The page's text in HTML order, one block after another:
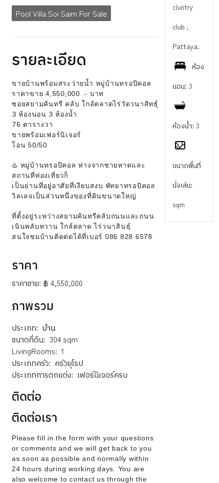
cluntry
club ,
Pattaya.
ห้อง
นอน: 3
ห้องน้ำ: 3
ขนาดพื้นที่
นั่งเล่น:
sqm
Pool Villa Soi Saim For Sale
รายละเอียด
ขายบ้านพร้อมสระว่ายน้ำ หมู่บ้านทรอปิคอล
ราคาขาย 4,550,000 .- บาท
ซอยสยามคันทรี คลับ ใกล้ตลาดไร่วัดวนาสิทธุ์
️3 ห้องนอน 3 ห้องน้ำ
️76 ตารางวา
ขายพร้อมเฟอร์นิเจอร์
โอน 50/50
♨️ หมู่บ้านทรอปิคอล ห่างจากชายหาดและ
สถานที่ท่องเที่ยวก็
เป็นย่านที่อยู่อาศัยที่เงียบสงบ พัทยาทรอปิคอล
วิลเลจเป็นส่วนหนึ่งของที่ดินขนาดใหญ่
ที่ตั้งอยู่ระหว่างสยามคันทรีคลับถนนและถนน
เนินพลับหวาน ใกล้ตลาด ไร่วนาสินธุ์
สนใจชมบ้านติดต่ดได้ที่เบอร์ 086 828 6578
ราคา
ราคาขาย: ฿ 4,550,000
ภาพรวม
ประเภท: บ้าน
ขนาดที่ดิน: 304 sqm
LivingRooms: 1
ประเภทครัว: ครัวยุโรป
ประเภทการตกแต่ง: เฟอร์นิเจอร์ครบ
ติดต่อ
ติดต่อเรา
Please fill in the form with your questions
or comments and we will get back to you
as soon as possible and normally within
24 hours during working days. You are
also welcome to contact us through the